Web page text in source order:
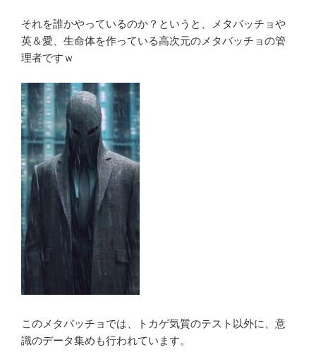
それを誰かやっているのか？というと、メタバッチョや
英＆愛、生命体を作っている高次元のメタバッチョの管
理者ですｗ
このメタバッチョでは、トカゲ気質のテスト以外に、意
識のデータ集めも行われています。